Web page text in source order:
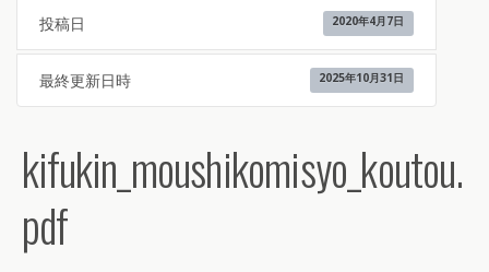
投稿日 2020年4月7日
最終更新日時 2025年10月31日
kifukin_moushikomisyo_koutou.
pdf